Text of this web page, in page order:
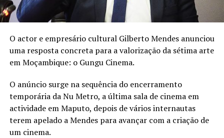
vida do bebé”, reforça a
artista na publicação.
A Semana Mundial do Aleitamento Materno decorre
vida sustentável: fortaleça o que funciona.”
O actor e empresário cultural Gilberto Mendes anunciou
uma resposta concreta para a valorização da sétima arte
em Moçambique: o Gungu Cinema.
O anúncio surge na sequência do encerramento
temporária da Nu Metro, a última sala de cinema em
actividade em Maputo, depois de vários internautas
terem apelado a Mendes para avançar com a criação de
um cinema.